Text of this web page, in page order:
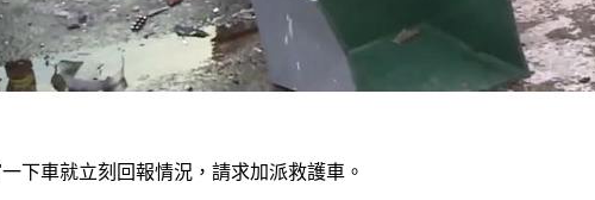
下車就立刻回報情況，請求加派救護車。